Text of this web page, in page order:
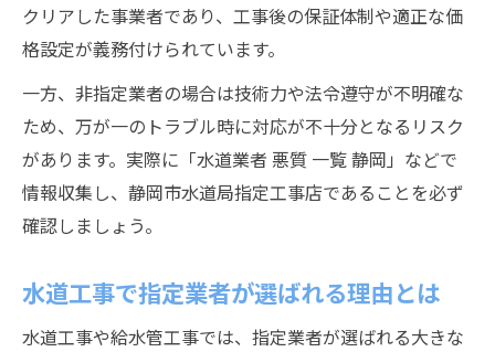
クリアした事業者であり、工事後の保証体制や適正な価
格設定が義務付けられています。
一方、非指定業者の場合は技術力や法令遵守が不明確な
ため、万が一のトラブル時に対応が不十分となるリスク
があります。実際に「水道業者 悪質 一覧 静岡」などで
情報収集し、静岡市水道局指定工事店であることを必ず
確認しましょう。
水道工事で指定業者が選ばれる理由とは
水道工事や給水管工事では、指定業者が選ばれる大きな